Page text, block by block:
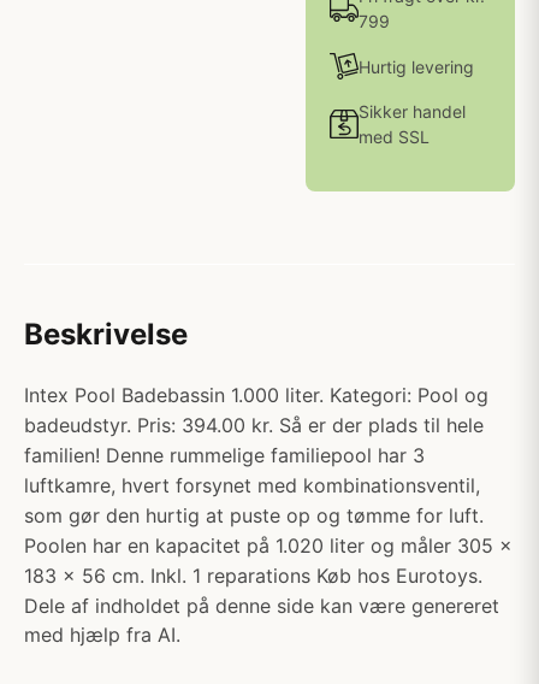
799
Hurtig levering
Sikker handel
med SSL
Beskrivelse
Intex Pool Badebassin 1.000 liter. Kategori: Pool og
badeudstyr. Pris: 394.00 kr. Så er der plads til hele
familien! Denne rummelige familiepool har 3
luftkamre, hvert forsynet med kombinationsventil,
som gør den hurtig at puste op og tømme for luft.
Poolen har en kapacitet på 1.020 liter og måler 305 x
183 x 56 cm. Inkl. 1 reparations Køb hos Eurotoys.
Dele af indholdet på denne side kan være genereret
med hjælp fra AI.